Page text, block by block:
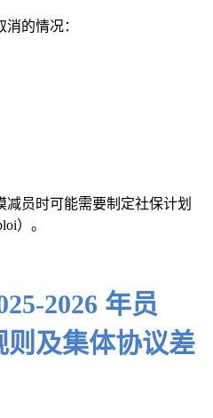
的情况：
员时可能需要制定社保计划
）。
2026 年员
及集体协议差